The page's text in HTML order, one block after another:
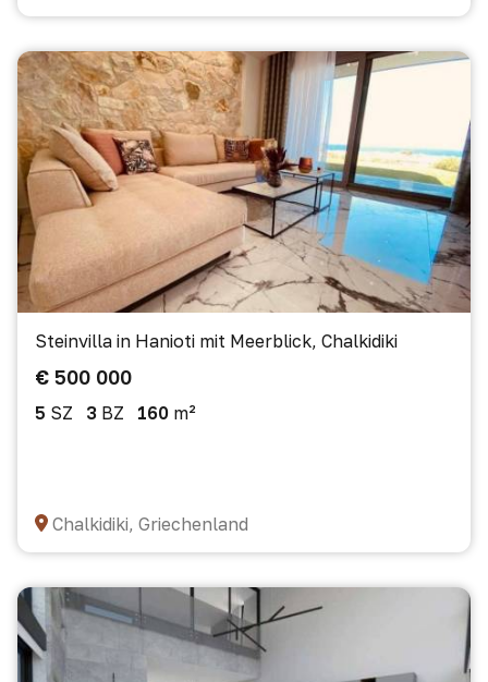
Steinvilla in Hanioti mit Meerblick, Chalkidiki
€ 500 000
5 SZ 3 BZ 160 m²
Chalkidiki, Griechenland